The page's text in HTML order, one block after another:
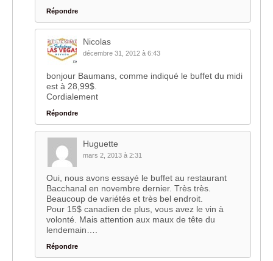
Répondre
Nicolas
décembre 31, 2012 à 6:43
bonjour Baumans, comme indiqué le buffet du midi
est à 28,99$.
Cordialement
Répondre
Huguette
mars 2, 2013 à 2:31
Oui, nous avons essayé le buffet au restaurant
Bacchanal en novembre dernier. Très très.
Beaucoup de variétés et très bel endroit.
Pour 15$ canadien de plus, vous avez le vin à
volonté. Mais attention aux maux de tête du
lendemain….
Répondre